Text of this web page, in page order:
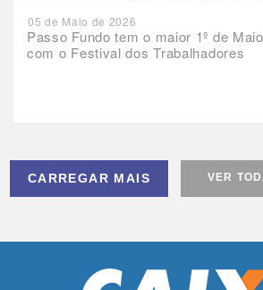
Passo Fundo tem o maior 1º de
com o Festival dos Trabalhadores
05 de Maio de 2026
CARREGAR MAIS VER